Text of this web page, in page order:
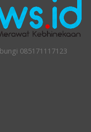
085171117123